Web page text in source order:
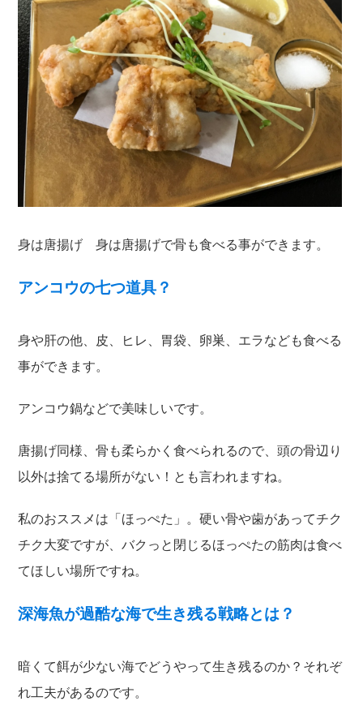
身は唐揚げ 身は唐揚げで骨も食べる事ができます。
アンコウの七つ道具？
身や肝の他、皮、ヒレ、胃袋、卵巣、エラなども食べる
事ができます。
アンコウ鍋などで美味しいです。
唐揚げ同様、骨も柔らかく食べられるので、頭の骨辺り
以外は捨てる場所がない！とも言われますね。
私のおススメは「ほっぺた」。硬い骨や歯があってチク
チク大変ですが、バクっと閉じるほっぺたの筋肉は食べ
てほしい場所ですね。
深海魚が過酷な海で生き残る戦略とは？
暗くて餌が少ない海でどうやって生き残るのか？それぞ
れ工夫があるのです。